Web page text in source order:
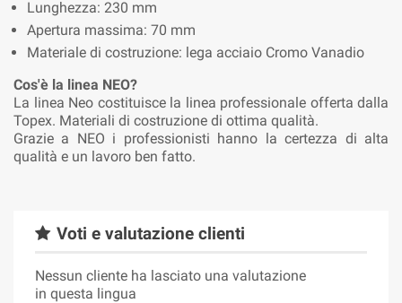
Lunghezza: 230 mm
Apertura massima: 70 mm
Materiale di costruzione: lega acciaio Cromo Vanadio
Cos'è la linea NEO?
La linea Neo costituisce la linea professionale offerta dalla
Topex. Materiali di costruzione di ottima qualità.
Grazie a NEO i professionisti hanno la certezza di alta
qualità e un lavoro ben fatto.
Voti e valutazione clienti
Nessun cliente ha lasciato una valutazione
in questa lingua